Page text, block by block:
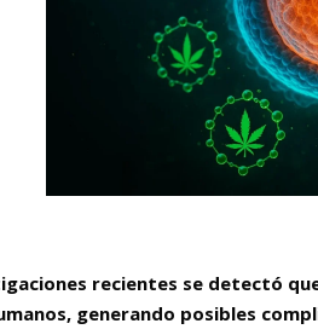
recientes se detectó
generando posibles